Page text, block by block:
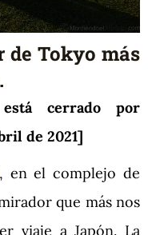
Tokyo más
cerrado por
de 2021]
en el complejo de
que más nos
viaje a Japón. La